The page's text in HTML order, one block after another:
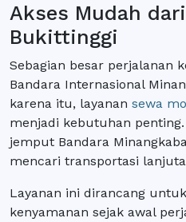
Akses Mudah
Bukittinggi
Sebagian besar perjalanan
Bandara Internasional
karena itu, layanan sewa
menjadi kebutuhan
jemput Bandara
mencari transportasi
Layanan ini dirancang
kenyamanan sejak awal